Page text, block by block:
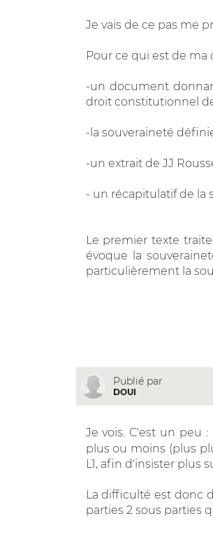
Je vais de ce pas me
Pour ce qui est de ma
-un document
droit constitutionnel
-la souveraineté
-un extrait de JJ
- un récapitulatif de la
Le premier texte
évoque la
particulièrement la
Publié par
DOUI
Je vois. C'est un peu
plus ou moins (plus
L1, afin d'insister plus
La difficulté est donc
parties 2 sous parties